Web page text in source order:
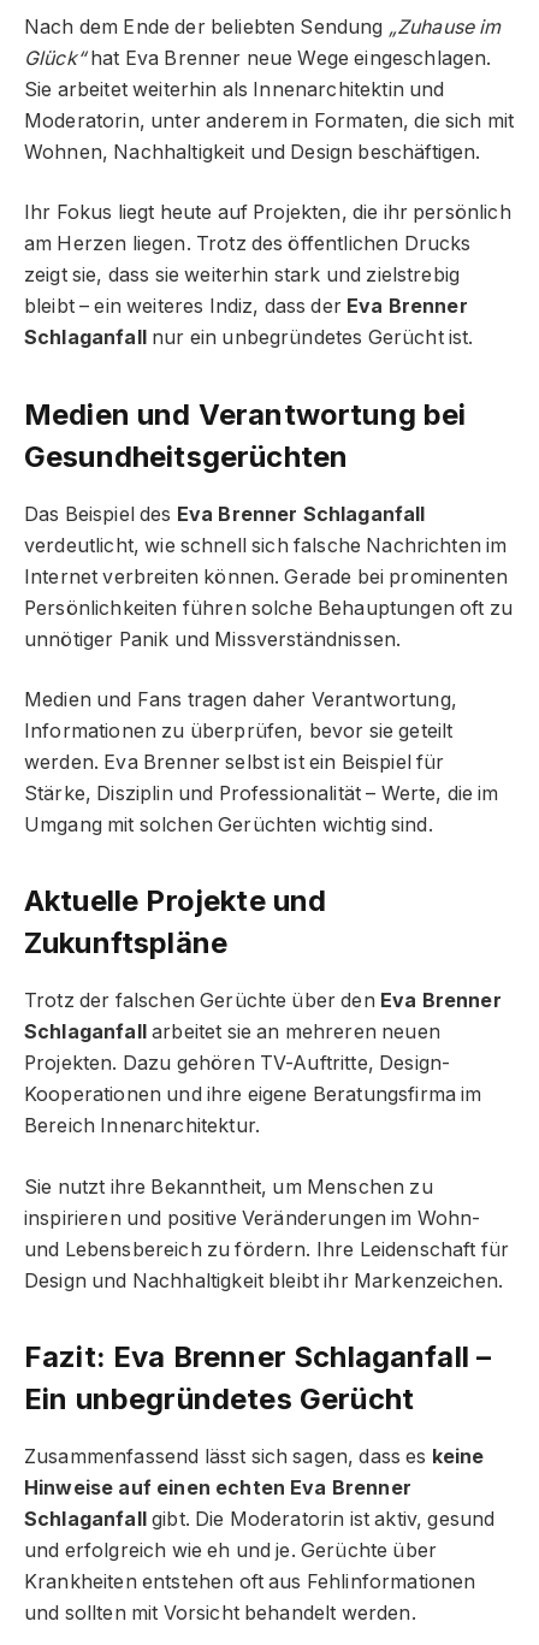
Nach dem Ende der beliebten Sendung „Zuhause im
Glück“hat Eva Brenner neue Wege eingeschlagen.
Sie arbeitet weiterhin als Innenarchitektin und
Moderatorin, unter anderem in Formaten, die sich mit
Wohnen, Nachhaltigkeit und Design beschäftigen.
Ihr Fokus liegt heute auf Projekten, die ihr persönlich
am Herzen liegen. Trotz des öffentlichen Drucks
zeigt sie, dass sie weiterhin stark und zielstrebig
bleibt – ein weiteres Indiz, dass der Eva Brenner
Schlaganfall
nur ein unbegründetes Gerücht ist.
Medien und Verantwortung bei
Gesundheitsgerüchten
Das Beispiel des Eva Brenner Schlaganfall
verdeutlicht, wie schnell sich falsche Nachrichten im
Internet verbreiten können. Gerade bei prominenten
Persönlichkeiten führen solche Behauptungen oft zu
unnötiger Panik und Missverständnissen.
Medien und Fans tragen daher Verantwortung,
Informationen zu überprüfen, bevor sie geteilt
werden. Eva Brenner selbst ist ein Beispiel für
Stärke, Disziplin und Professionalität – Werte, die im
Umgang mit solchen Gerüchten wichtig sind.
Aktuelle Projekte und
Zukunftspläne
Trotz der falschen Gerüchte über den Eva Brenner
Schlaganfall
arbeitet sie an mehreren neuen
Projekten. Dazu gehören TV-Auftritte, Design-
Kooperationen und ihre eigene Beratungsfirma im
Bereich Innenarchitektur.
Sie nutzt ihre Bekanntheit, um Menschen zu
inspirieren und positive Veränderungen im Wohn-
und Lebensbereich zu fördern. Ihre Leidenschaft für
Design und Nachhaltigkeit bleibt ihr Markenzeichen.
Fazit: Eva Brenner Schlaganfall –
Ein unbegründetes Gerücht
Zusammenfassend lässt sich sagen, dass es keine
Hinweise auf einen echten Eva Brenner
Schlaganfallgibt. Die Moderatorin ist aktiv, gesund
und erfolgreich wie eh und je. Gerüchte über
Krankheiten entstehen oft aus Fehlinformationen
und sollten mit Vorsicht behandelt werden.